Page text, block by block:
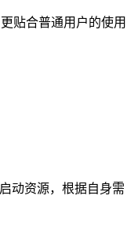
贴合普通用户的使用
动资源，根据自身需